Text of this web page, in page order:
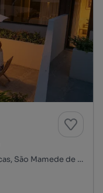
Avenida da Senhora da Hora, Sete Bicas, São Mamede de Infesta e Senhora da Hora, Matosinhos, Porto